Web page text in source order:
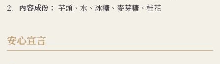
2. 內容成份： 芋頭、水、冰糖、麥芽糖、桂花
安心宣言